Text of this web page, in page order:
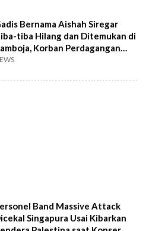
Bernama Aishah Siregar
tiba Hilang dan Ditemukan di
Korban Perdagangan
Band Massive Attack
Singapura Usai Kibarkan